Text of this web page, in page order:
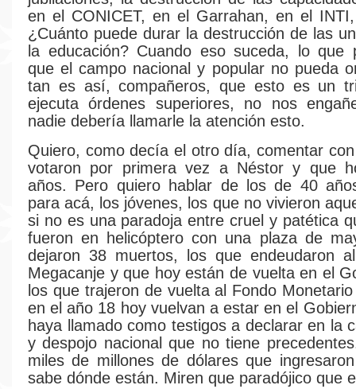
en el CONICET, en el Garrahan, en el
¿Cuánto puede durar la destrucción de las
la educación? Cuando eso suceda, lo que
que el campo nacional y popular no pueda
tan es así, compañeros, que esto es un
ejecuta órdenes superiores, no nos
nadie debería llamarle la atención esto.
Quiero, como decía el otro día, comentar
votaron por primera vez a Néstor y que
años. Pero quiero hablar de los de 40
para acá, los jóvenes, los que no vivieron
si no es una paradoja entre cruel y patética
fueron en helicóptero con una plaza de
dejaron 38 muertos, los que endeudaron
Megacanje y que hoy están de vuelta en el
los que trajeron de vuelta al Fondo
en el año 18 hoy vuelvan a estar en el
haya llamado como testigos a declarar en la
y despojo nacional que no tiene
miles de millones de dólares que
sabe dónde están. Miren que paradójico que